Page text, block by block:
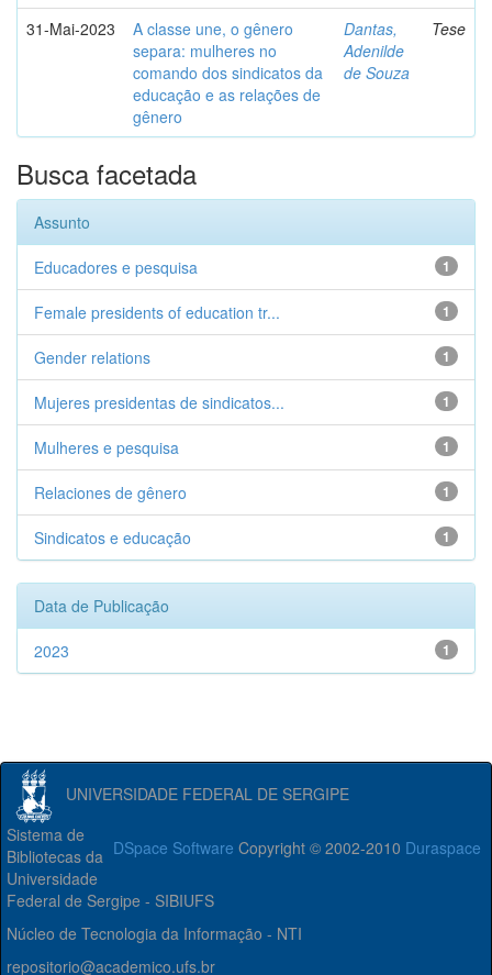
31-Mai-2023
A classe une, o gênero
separa: mulheres no
comando dos sindicatos da
educação e as relações de
gênero
Dantas,
Adenilde
de Souza
Tese
Busca facetada
Assunto
1
Educadores e pesquisa
1
Female presidents of education tr...
1
Gender relations
1
Mujeres presidentas de sindicatos...
1
Mulheres e pesquisa
1
Relaciones de gênero
1
Sindicatos e educação
Data de Publicação
1
2023
UNIVERSIDADE FEDERAL DE SERGIPE
DSpace Software Copyright © 2002-2010 Duraspace
Sistema de
Bibliotecas da
Universidade
Federal de Sergipe - SIBIUFS
Núcleo de Tecnologia da Informação - NTI
repositorio@academico.ufs.br